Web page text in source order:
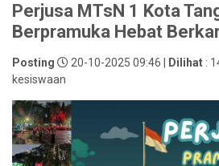
Perjusa MTsN 1 Kota
Berpramuka Hebat
Posting 20-10-2025 09:46 | Dilihat :
kesiswaan